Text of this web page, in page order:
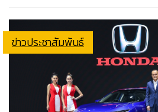
ข่าวประชาสัมพันธ์